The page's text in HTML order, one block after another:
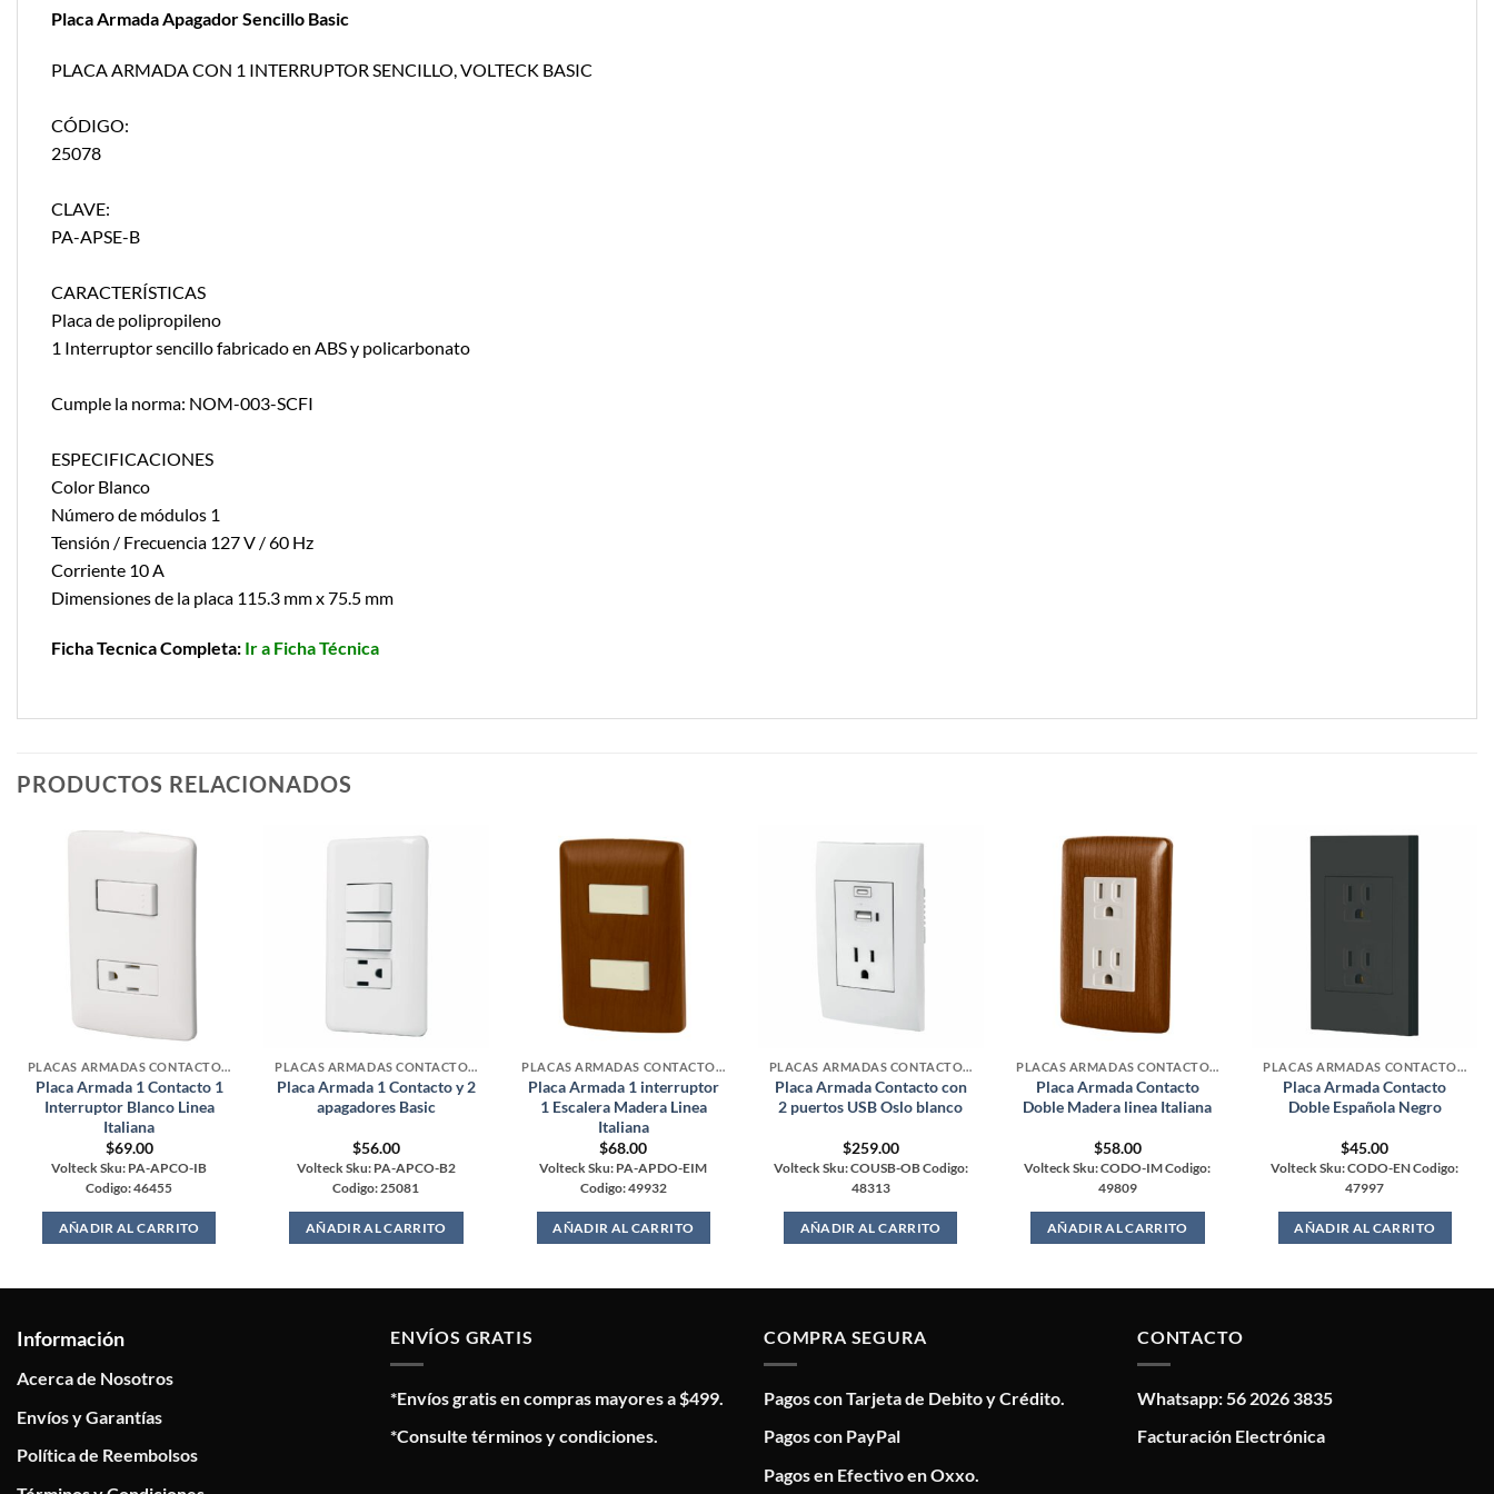
Placa Armada Apagador Sencillo Basic
PLACA ARMADA CON 1 INTERRUPTOR SENCILLO, VOLTECK BASIC
CÓDIGO:
25078
CLAVE:
PA-APSE-B
CARACTERÍSTICAS
Placa de polipropileno
1 Interruptor sencillo fabricado en ABS y policarbonato
Cumple la norma: NOM-003-SCFI
ESPECIFICACIONES
Color Blanco
Número de módulos 1
Tensión / Frecuencia 127 V / 60 Hz
Corriente 10 A
Dimensiones de la placa 115.3 mm x 75.5 mm
Ficha Tecnica Completa: Ir a Ficha Técnica
PRODUCTOS RELACIONADOS
PLACAS ARMADAS CONTACTOS DE PARED
Placa Armada 1 Contacto 1
Interruptor Blanco Linea
Italiana
$69.00
Volteck Sku: PA-APCO-IB
Codigo: 46455
AÑADIR AL CARRITO
PLACAS ARMADAS CONTACTOS DE PARED
Placa Armada 1 Contacto y 2
apagadores Basic
$56.00
Volteck Sku: PA-APCO-B2
Codigo: 25081
AÑADIR AL CARRITO
PLACAS ARMADAS CONTACTOS DE PARED
Placa Armada 1 interruptor
1 Escalera Madera Linea
Italiana
$68.00
Volteck Sku: PA-APDO-EIM
Codigo: 49932
AÑADIR AL CARRITO
PLACAS ARMADAS CONTACTOS DE PARED
Placa Armada Contacto con
2 puertos USB Oslo blanco
$259.00
Volteck Sku: COUSB-OB Codigo:
48313
AÑADIR AL CARRITO
PLACAS ARMADAS CONTACTOS DE PARED
Placa Armada Contacto
Doble Madera linea Italiana
$58.00
Volteck Sku: CODO-IM Codigo:
49809
AÑADIR AL CARRITO
PLACAS ARMADAS CONTACTOS DE PARED
Placa Armada Contacto
Doble Española Negro
$45.00
Volteck Sku: CODO-EN Codigo:
47997
AÑADIR AL CARRITO
Información
Acerca de Nosotros
Envíos y Garantías
Política de Reembolsos
ENVÍOS GRATIS
*Envíos gratis en compras mayores a $499.
*Consulte términos y condiciones.
COMPRA SEGURA
Pagos con Tarjeta de Debito y Crédito.
Pagos con PayPal
Pagos en Efectivo en Oxxo.
CONTACTO
Whatsapp: 56 2026 3835
Facturación Electrónica